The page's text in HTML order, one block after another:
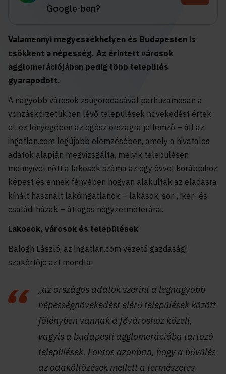
Google-ben?
Valamennyi megyeszékhelyen és Budapesten is
csökkent a népesség. Az érintett városok
agglomerációjában pedig több település
gyarapodott.
A nagyobb városok zsugorodásával párhuzamosan a
vonzáskörzetükben lévő települések növekedést értek
el, ez lényegében az egész országra jellemző – áll az
ingatlan.com legújabb elemzésében, amely a hivatalos
adatok alapján megvizsgálta, melyik településen
mennyivel nőtt a lakosok száma az egy évvel korábbihoz
képest és ennek fényében hogyan alakultak az eladásra
kínált használt lakóingatlanok – lakások, sor-, iker- és
családi házak – átlagos négyzetméterárai.
Lakosok, városok és települések
Balogh László, az ingatlan.com vezető gazdasági
szakértője azt mondta:
„az országos adatok szerint a legnagyobb
népességnövekedést elérő települések között
fölényben vannak a fővároshoz közeli,
vagyis a budapesti agglomerációba tartozó
települések. Fontos azonban, hogy a bővülés
az odaköltözések mellett a természetes